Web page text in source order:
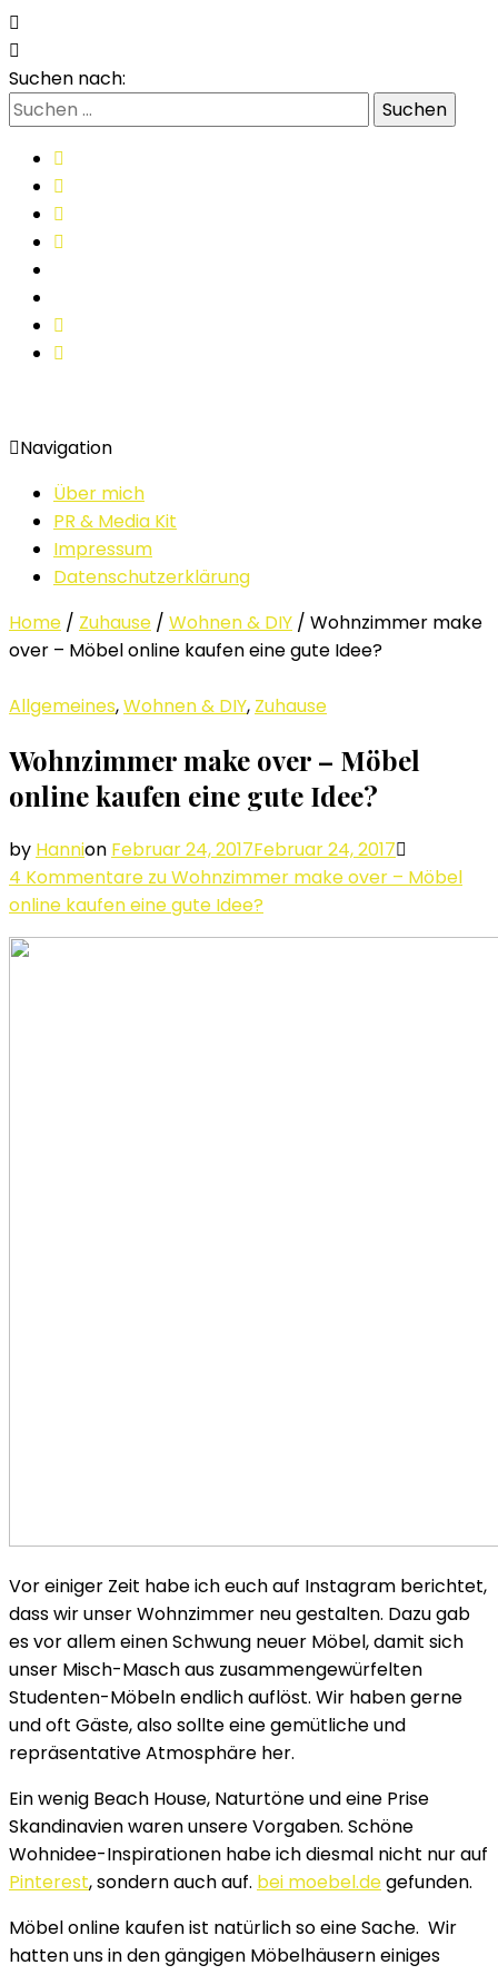
Suchen nach:
Navigation
Über mich
PR & Media Kit
Impressum
Datenschutzerklärung
Home / Zuhause / Wohnen & DIY / Wohnzimmer make
over – Möbel online kaufen eine gute Idee?
Allgemeines,Wohnen & DIY, Zuhause
Wohnzimmer make over – Möbel
online kaufen eine gute Idee?
by Hannion Februar 24, 2017Februar 24, 2017
4 Kommentare zu Wohnzimmer make over – Möbel
online kaufen eine gute Idee?
Vor einiger Zeit habe ich euch auf Instagram berichtet,
dass wir unser Wohnzimmer neu gestalten. Dazu gab
es vor allem einen Schwung neuer Möbel, damit sich
unser Misch-Masch aus zusammengewürfelten
Studenten-Möbeln endlich auflöst. Wir haben gerne
und oft Gäste, also sollte eine gemütliche und
repräsentative Atmosphäre her.
Ein wenig Beach House, Naturtöne und eine Prise
Skandinavien waren unsere Vorgaben. Schöne
Wohnidee-Inspirationen habe ich diesmal nicht nur auf
Pinterest, sondern auch auf. bei moebel.degefunden.
Möbel online kaufen ist natürlich so eine Sache. Wir
hatten uns in den gängigen Möbelhäusern einiges